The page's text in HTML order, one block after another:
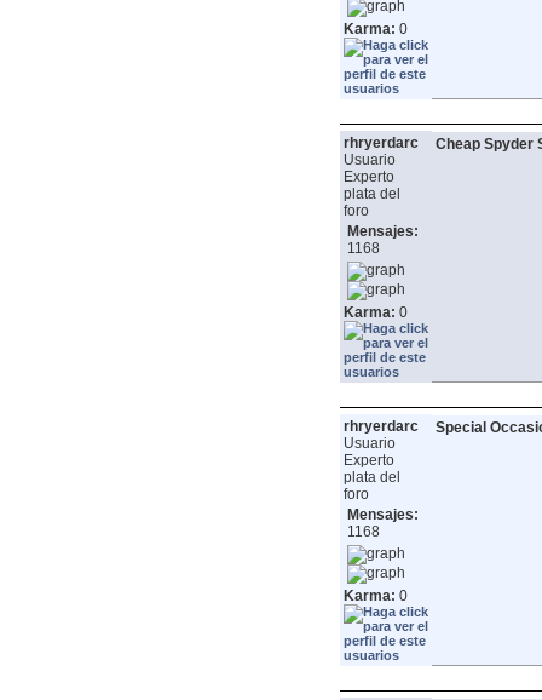
Karma: 0
rhryerdarc
Usuario
Experto
plata del
foro
Mensajes:
1168
Karma: 0
Cheap Spyder
rhryerdarc
Usuario
Experto
plata del
foro
Mensajes:
1168
Karma: 0
Special